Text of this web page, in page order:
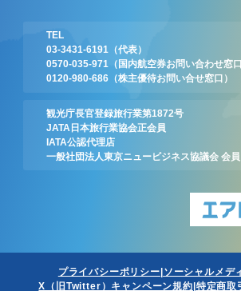
TEL
03-3431-6191
（代表）
0570-035-971
（国内航空券お問い合わせ窓口
0120-980-686 （株主優待お問い合せ窓口）
観光庁長官登録旅行業第1872号
JATA日本旅行業協会正会員
IATA公認代理店
一般社団法人東京ニュービジネス協議会 会員
プライバシーポリシー ソーシャルメデ
X（旧Twitter）キャンペーン規約 特定商取